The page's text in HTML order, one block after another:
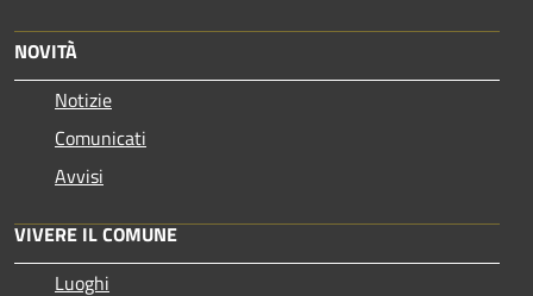
NOVITÀ
Notizie
Comunicati
Avvisi
VIVERE IL COMUNE
Luoghi